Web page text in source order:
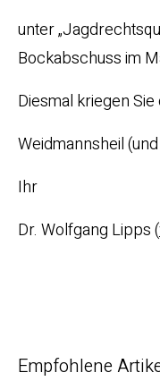
unter
Bockabschuss im
Diesmal kriegen
Weidmannsheil
Ihr
Dr. Wolfgang Lipps (
Empfohlene